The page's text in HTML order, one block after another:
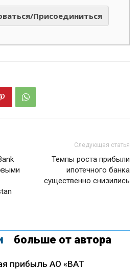
Присоединиться
Следующая статья
Темпы роста прибыли
ипотечного банка
существенно снизились
больше от автора
прибыль АО «BAT